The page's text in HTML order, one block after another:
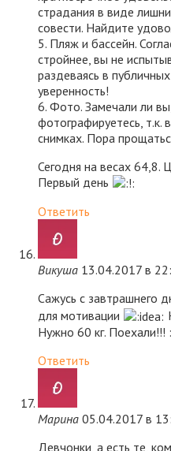
страдания в виде
совести. Найдите
5. Пляж и бассейн.
стройнее, вы не
раздеваясь в
уверенность!
6. Фото. Замечали ли
фотографируетесь, т.к.
снимках. Пора
Сегодня на весах 64,8.
Первый день
Ответить
Викуша 13.04.2017 в
Сажусь с завтрашнего
для мотивации
Нужно 60 кг. Поехали!!!
Ответить
Марина 05.04.2017 в
Девчонки, а есть те,